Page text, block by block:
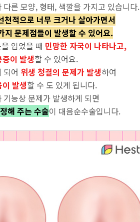
른 모양, 형태, 색깔을 가지고 있습니다.
적으로 너무 크거나 살아가면서
지 문제점들이 발생할 수 있어요.
입었을 때 민망한 자국이 나타나고,
이 발생할 수 있어요.
되어 위생 청결의 문제가 발생하여
발생할 수 도 있게 됩니다.
능상 문제가 발생하게 되면
해 주는 수술이 대음순수술입니다.